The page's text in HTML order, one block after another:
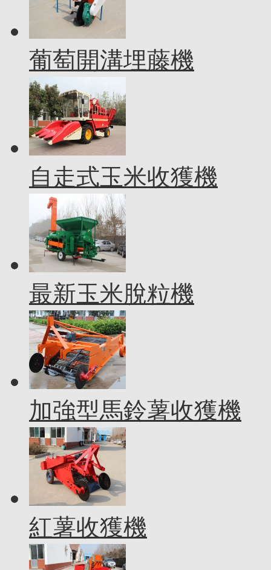
葡萄開溝埋藤機
自走式玉米收獲機
最新玉米脫粒機
加強型馬鈴薯收獲機
紅薯收獲機